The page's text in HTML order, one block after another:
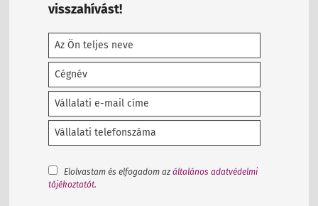
visszahívást!
Elolvastam és elfogadom azáltalános adatvédelmi
tájékoztatót.